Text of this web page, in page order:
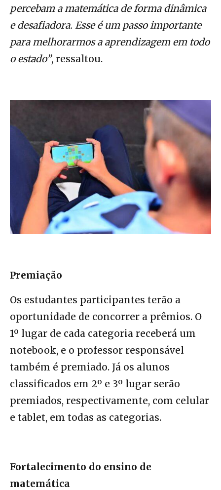
percebam a matemática de forma dinâmica
e desafiadora. Esse é um passo importante
para melhorarmos a aprendizagem em todo
o estado”, ressaltou.
Premiação
Os estudantes participantes terão a
oportunidade de concorrer a prêmios. O
1º lugar de cada categoria receberá um
notebook, e o professor responsável
também é premiado. Já os alunos
classificados em 2º e 3º lugar serão
premiados, respectivamente, com celular
e tablet, em todas as categorias.
Fortalecimento do ensino de
matemática